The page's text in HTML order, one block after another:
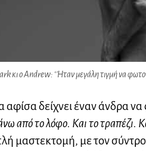
κι ο Andrew: ‘Ήταν μεγάλη τιγμή να
αφίσα δείχνει έναν άνδρα να
από το λόφο. Και το τραπέζι.
μαστεκτομή, με τον